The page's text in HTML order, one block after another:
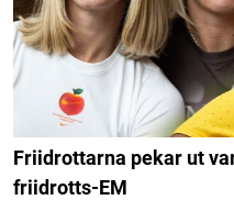
Friidrottarna pekar ut
friidrotts-EM